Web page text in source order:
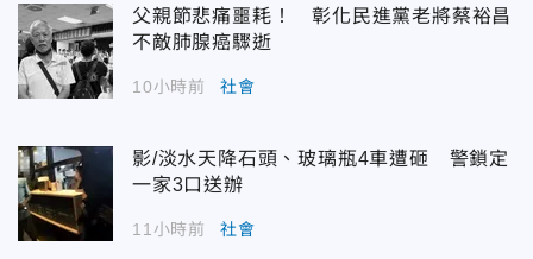
父親節悲痛噩耗！ 彰化民進黨老將蔡裕昌
不敵肺腺癌驟逝
10小時前 社會
影/淡水天降石頭、玻璃瓶4車遭砸 警鎖定
一家3口送辦
11小時前 社會